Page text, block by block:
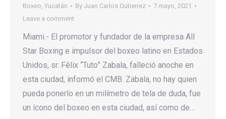
Boxeo, Yucatán By Juan Carlos Gutierrez
7 mayo, 2021
Leave a comment
Miami.- El promotor y fundador de la empresa All
Star Boxing e impulsor del boxeo latino en Estados
Unidos, sr. Félix “Tuto” Zabala, falleció anoche en
esta ciudad, informó el CMB. Zabala, no hay quien
pueda ponerlo en un milímetro de tela de duda, fue
un ícono del boxeo en esta ciudad, así como de…